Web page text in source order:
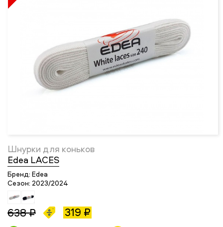
Шнурки для коньков
Edea LACES
Бренд: Edea
Сезон: 2023/2024
638 ₽ 319 ₽